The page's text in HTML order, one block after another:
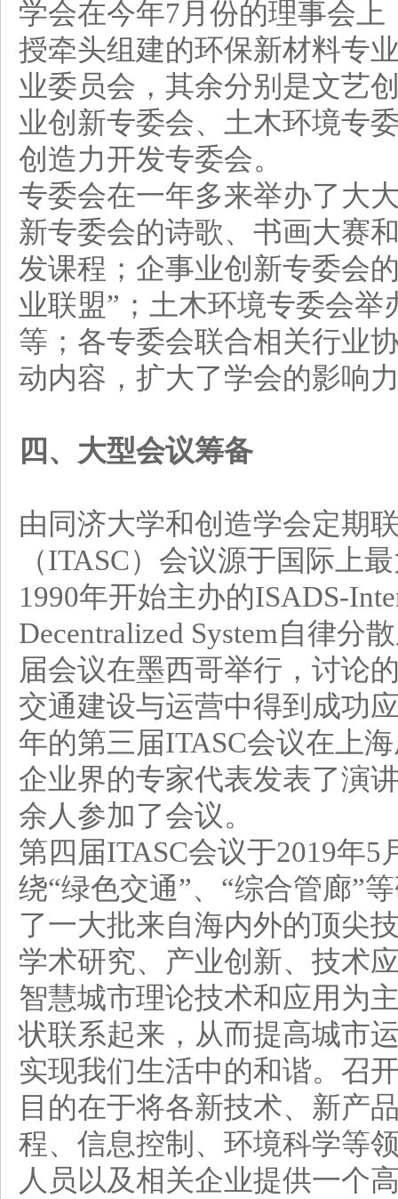
学会在今年7月份的理事会
授牵头组建的环保新材料专
业委员会，其余分别是文艺
业创新专委会、土木环境专
创造力开发专委会。
专委会在一年多来举办了大
新专委会的诗歌、书画大赛
发课程；企事业创新专委会
业联盟”；土木环境专委会
等；各专委会联合相关行业
动内容，扩大了学会的影响
四、大型会议筹备
由同济大学和创造学会定期
（ITASC）会议源于国际上
1990年开始主办的ISADS-
Decentralized System自律分
届会议在墨西哥举行，讨论
交通建设与运营中得到成功
年的第三届ITASC会议在上
企业界的专家代表发表了演
余人参加了会议。
第四届ITASC会议于2019年
绕“绿色交通”、“综合管廊”
了一大批来自海内外的顶尖
学术研究、产业创新、技术
智慧城市理论技术和应用为
状联系起来，从而提高城市
实现我们生活中的和谐。召
目的在于将各新技术、新产
程、信息控制、环境科学等
人员以及相关企业提供一个